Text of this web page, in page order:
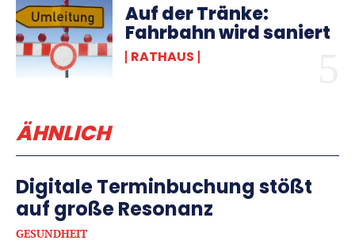
Auf der Tränke:
Fahrbahn wird saniert
RATHAUS
ÄHNLICH
Digitale Terminbuchung stößt
auf große Resonanz
GESUNDHEIT